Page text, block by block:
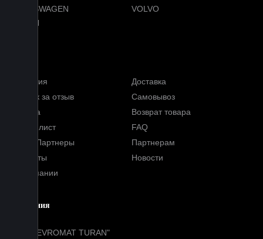
VOLKSWAGEN
VOLVO
VOYAH
Гарантия
Доставка
Кэшбэк за отзыв
Самовывоз
Оплата
Возврат товара
Прайс-лист
FAQ
Наши Партнеры
Партнерам
Контакты
Новости
О компании
Компания
ООО "EVROMAT TURAN"